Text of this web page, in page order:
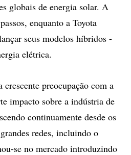
globais de energia solar. A
enquanto a Toyota
seus modelos híbridos -
elétrica.
preocupação com a
impacto sobre a indústria de
continuamente desde os
redes, incluindo o
se no mercado introduzindo